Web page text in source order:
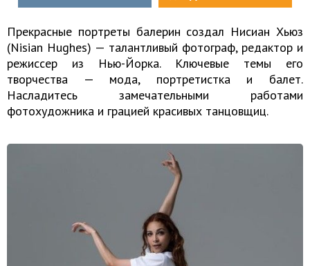
Прекрасные портреты балерин создал Нисиан Хьюз
(Nisian Hughes) — талантливый фотограф, редактор и
режиссер из Нью-Йорка. Ключевые темы его
творчества — мода, портретистка и балет.
Насладитесь замечательными работами
фотохудожника и грацией красивых танцовщиц.